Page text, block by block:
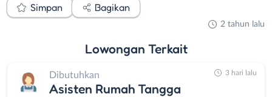
Simpan Bagikan
2 tahun lalu
Lowongan Terkait
Dibutuhkan
Asisten Rumah Tangga
3 hari lalu